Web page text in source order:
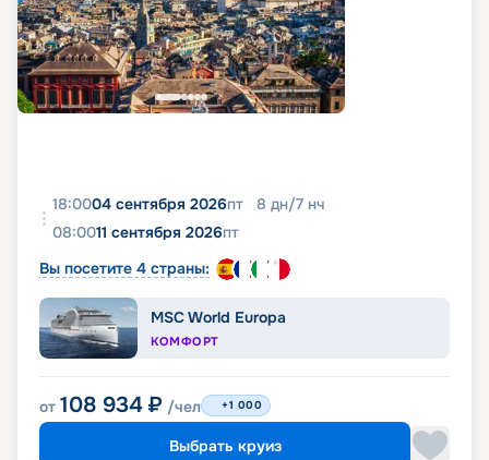
18:0004 сентября 2026пт 8 дн/7 нч
08:0011 сентября 2026пт
Вы посетите 4 страны:
MSC World Europa
КОМФОРТ
от 108 934 ₽ /чел +1 000
Выбрать круиз